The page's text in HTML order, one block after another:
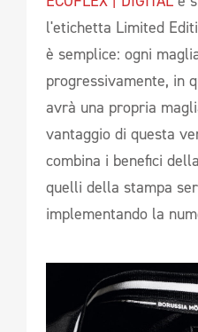
l'etichetta Limited
è semplice: ogni
progressivamente, in
avrà una propria
vantaggio di questa
combina i benefici
quelli della stampa
implementando la